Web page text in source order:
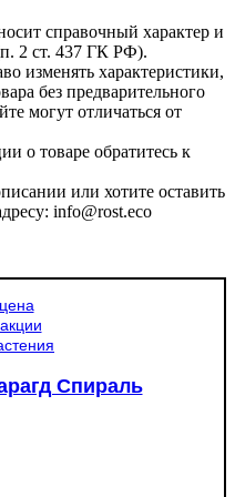
справочный характер и
2 ст. 437 ГК РФ).
изменять характеристики,
без предварительного
могут отличаться от
о товаре обратитесь к
или хотите оставить
info@rost.eco
Спираль